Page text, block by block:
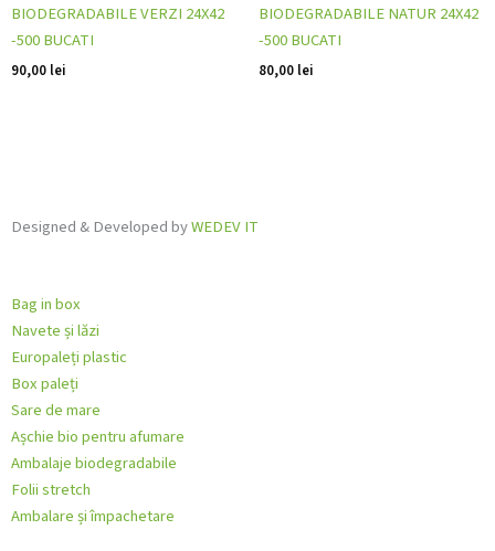
BIODEGRADABILE VERZI 24X42
-500 BUCATI
90,00 lei
BIODEGRADABILE NATUR 24X42
-500 BUCATI
80,00 lei
Designed & Developed byWEDEV IT
Bag in box
Navete și lăzi
Europaleți plastic
Box paleți
Sare de mare
Așchie bio pentru afumare
Ambalaje biodegradabile
Folii stretch
Ambalare și împachetare